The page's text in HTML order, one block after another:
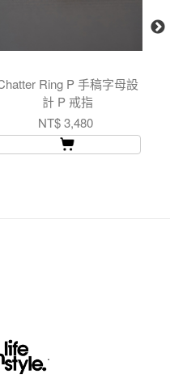
Ring P 手稿字母設
計 P 戒指
NT$ 3,480
.